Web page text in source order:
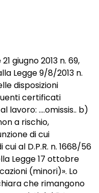
giugno 2013 n. 69,
Legge 9/8/2013 n.
disposizioni
certificati
lavoro: ....omissis.. b)
a rischio,
di cui
al D.P.R. n. 1668/56
Legge 17 ottobre
(minori)». Lo
che rimangono